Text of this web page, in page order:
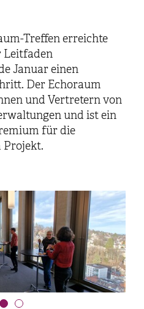
Treffen erreichte
Leitfaden
Januar einen
Der Echoraum
und Vertretern von
und ist ein
für die
Projekt.